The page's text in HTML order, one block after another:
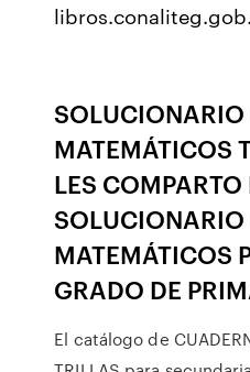
SOLUCIONARIO
MATEMÁTICOS
LES COMPARTO
SOLUCIONARIO
MATEMÁTICOS
GRADO DE
El catálogo de